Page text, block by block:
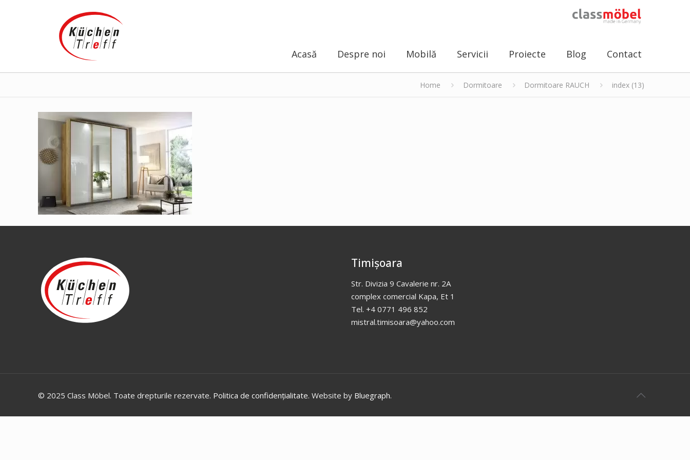
Acasă Despre noi Mobilă Servicii Proiecte Blog Contact
Home Dormitoare Dormitoare RAUCH index (13)
Timișoara
Str. Divizia 9 Cavalerie nr. 2A
complex comercial Kapa, Et 1
Tel. +4 0771 496 852
mistral.timisoara@yahoo.com
© 2025 Class Möbel. Toate drepturile rezervate. Politica de confidențialitate. Website by Bluegraph.